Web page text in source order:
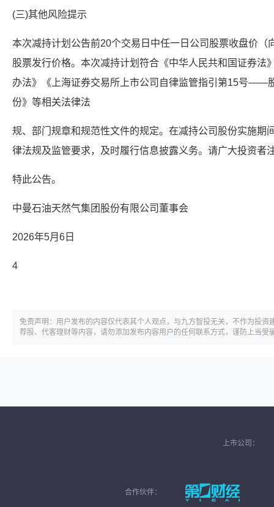
(三)其他风险提示
本次减持计划公告前20个交易日中任一日公司股票收盘价（
股票发行价格。本次减持计划符合《中华人民共和国证券法
办法》《上海证券交易所上市公司自律监管指引第15号——
份》等相关法律法
规、部门规章和规范性文件的规定。在减持公司股份实施期
律法规及监管要求，及时履行信息披露义务。请广大投资者
特此公告。
中曼石油天然气集团股份有限公司董事会
2026年5月6日
4
免责声明：用户发布的内容仅代表其个人观点，与九方智投无关，不作为投
荐股、代客理财等内容，请勿添加发布内容用户的任何联系方式，谨防上当受
上市公司：
合作伙伴：